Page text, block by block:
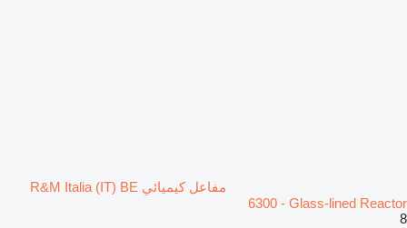
مفاعل كيميائي R&M Italia (IT) BE
6300 - Glass-lined Reactor
8